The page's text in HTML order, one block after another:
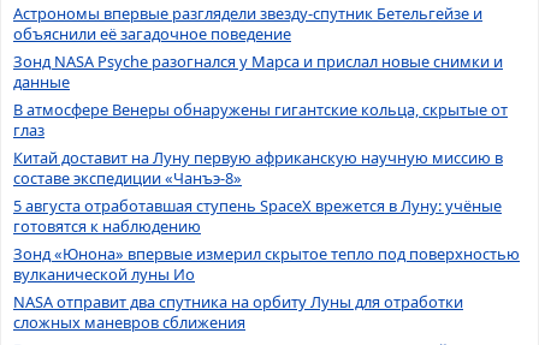
Астрономы впервые разглядели звезду-спутник Бетельгейзе и
объяснили её загадочное поведение
Зонд NASA Psyche разогнался у Марса и прислал новые снимки и
данные
В атмосфере Венеры обнаружены гигантские кольца, скрытые от
глаз
Китай доставит на Луну первую африканскую научную миссию в
составе экспедиции «Чанъэ-8»
5 августа отработавшая ступень SpaceX врежется в Луну: учёные
готовятся к наблюдению
Зонд «Юнона» впервые измерил скрытое тепло под поверхностью
вулканической луны Ио
NASA отправит два спутника на орбиту Луны для отработки
сложных маневров сближения